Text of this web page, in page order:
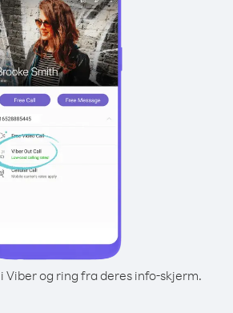
Viber og ring fra deres info-skjerm.